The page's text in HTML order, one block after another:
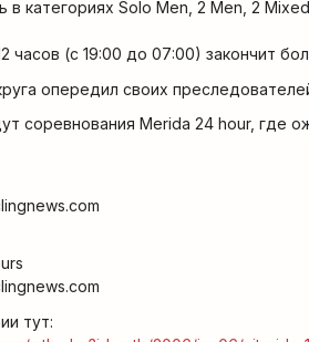
в категориях Solo Men, 2 Men, 2
часов (с 19:00 до 07:00) закончит
опередил своих
соревнования Merida 24 hour, где
тут: